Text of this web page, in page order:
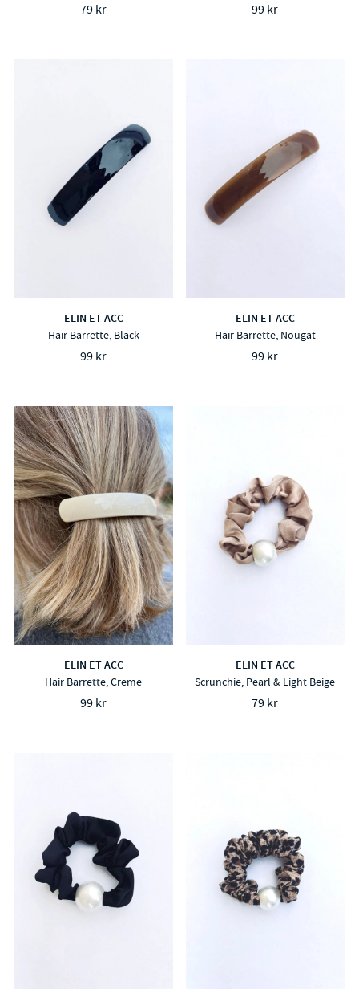
79 kr 99 kr
ELIN ET ACC
Hair Barrette, Black
99 kr
ELIN ET ACC
Hair Barrette, Nougat
99 kr
ELIN ET ACC
Hair Barrette, Creme
99 kr
ELIN ET ACC
Scrunchie, Pearl & Light Beige
79 kr